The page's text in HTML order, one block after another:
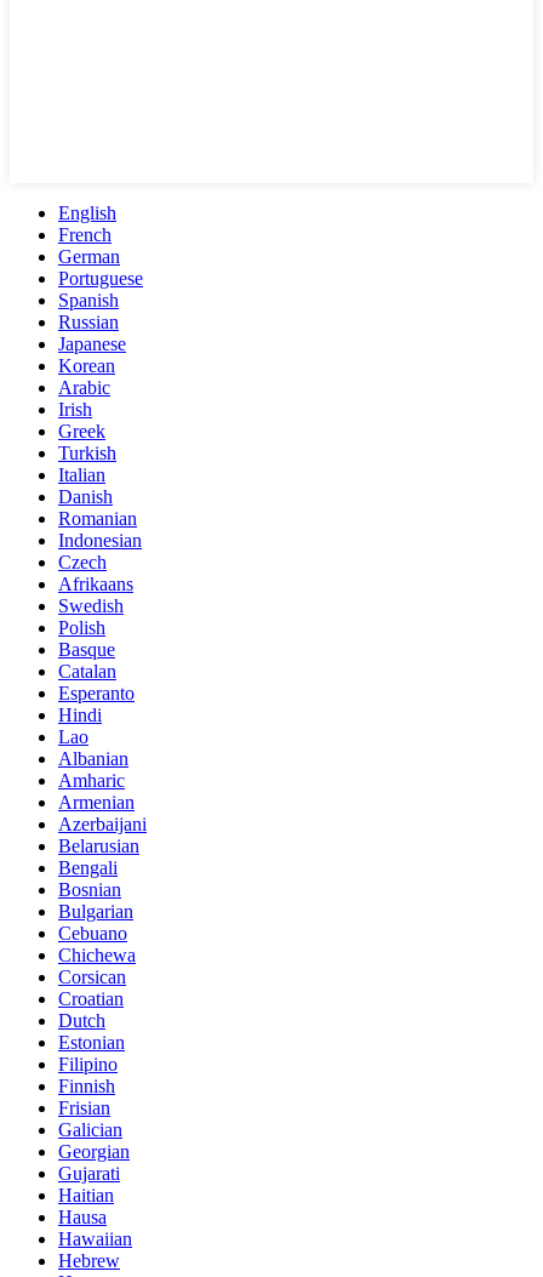
English
French
German
Portuguese
Spanish
Russian
Japanese
Korean
Arabic
Irish
Greek
Turkish
Italian
Danish
Romanian
Indonesian
Czech
Afrikaans
Swedish
Polish
Basque
Catalan
Esperanto
Hindi
Lao
Albanian
Amharic
Armenian
Azerbaijani
Belarusian
Bengali
Bosnian
Bulgarian
Cebuano
Chichewa
Corsican
Croatian
Dutch
Estonian
Filipino
Finnish
Frisian
Galician
Georgian
Gujarati
Haitian
Hausa
Hawaiian
Hebrew